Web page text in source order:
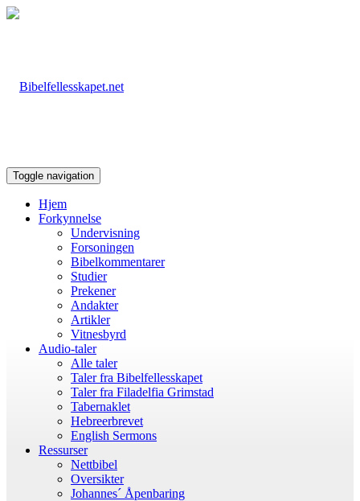
Toggle navigation
Hjem
Forkynnelse
Undervisning
Forsoningen
Bibelkommentarer
Studier
Prekener
Andakter
Artikler
Vitnesbyrd
Audio-taler
Alle taler
Taler fra Bibelfellesskapet
Taler fra Filadelfia Grimstad
Tabernaklet
Hebreerbrevet
English Sermons
Ressurser
Nettbibel
Oversikter
Johannes´ Åpenbaring